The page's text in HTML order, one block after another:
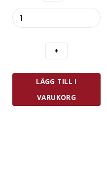
Fresh
Vakuumbehållare
Glas
LÄGG TILL I
VARUKORG